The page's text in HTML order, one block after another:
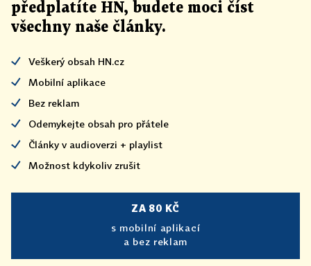
předplatíte HN, budete moci číst
všechny naše články.
Veškerý obsah HN.cz
Mobilní aplikace
Bez reklam
Odemykejte obsah pro přátele
Články v audioverzi + playlist
Možnost kdykoliv zrušit
ZA 80 KČ
s mobilní aplikací
a bez reklam